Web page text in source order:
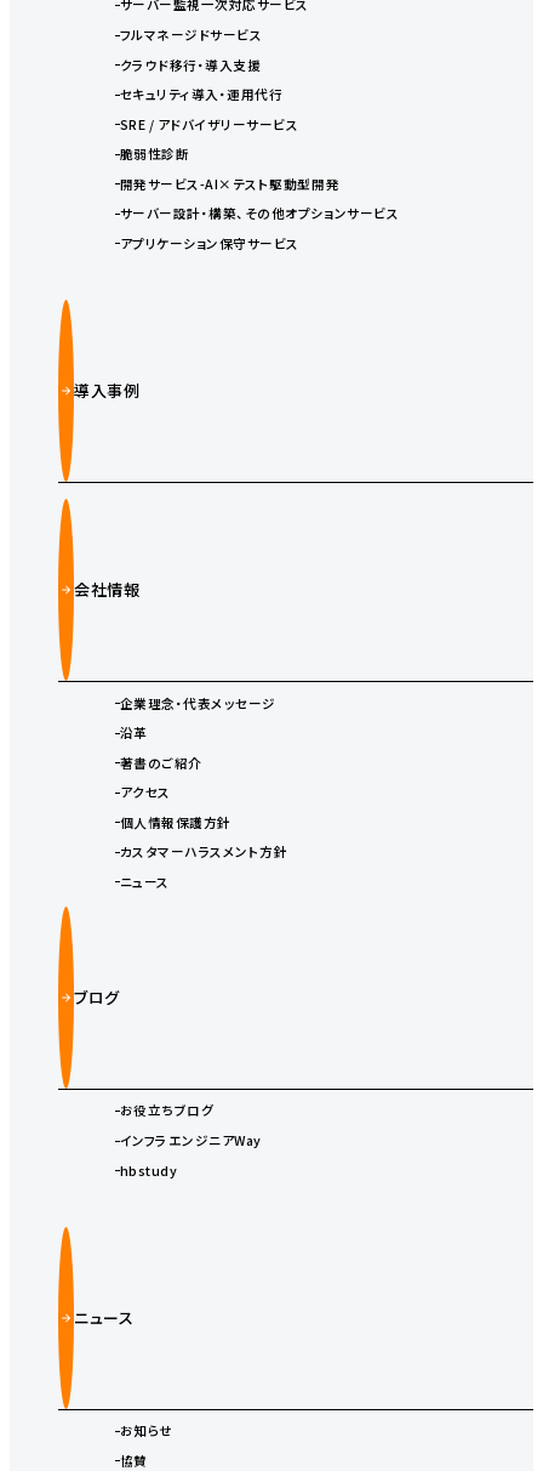
サーバー監視一次対応サービス
フルマネージドサービス
クラウド移行・導入支援
セキュリティ導入・運用代行
SRE / アドバイザリーサービス
脆弱性診断
開発サービス-AI×テスト駆動型開発
サーバー設計・構築、その他オプションサービス
アプリケーション保守サービス
導入事例
会社情報
企業理念・代表メッセージ
沿革
著書のご紹介
アクセス
個人情報保護方針
カスタマーハラスメント方針
ニュース
ブログ
お役立ちブログ
インフラエンジニアWay
hbstudy
ニュース
お知らせ
協賛